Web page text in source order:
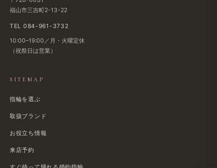
福山市三吉町2-13-22
TEL 084-961-3732
10:00–19:00／月・火曜定休
（祝祭日は​営業）
SITEMAP
指輪を選ぶ
取扱ブランド
お役立ち情報
来店予約